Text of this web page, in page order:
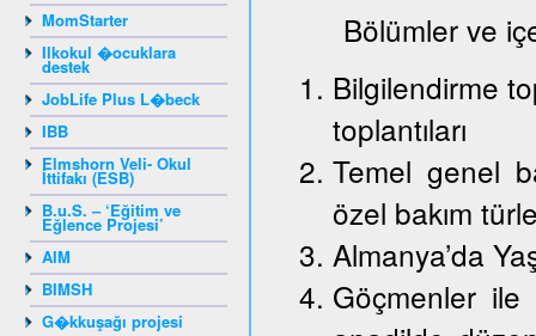
MomStarter
Ilkokul �ocuklara
destek
JobLife Plus L�beck
IBB
Elmshorn Veli- Okul
İttifakı (ESB)
B.u.S. – ‘Eğitim ve
Eğlence Projesi’
AIM
BIMSH
G�kkuşağı projesi
Bölümler ve
Bilgilendirme
toplantıları
Temel genel
özel bakım
Almanya’da
Göçmenler